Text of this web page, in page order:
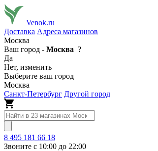
Venok.ru
Доставка Адреса магазинов
Москва
Ваш город - Москва ?
Да
Нет, изменить
Выберите ваш город
Москва
Санкт-Петербург Другой город
8 495 181 66 18
Звоните с 10:00 до 22:00